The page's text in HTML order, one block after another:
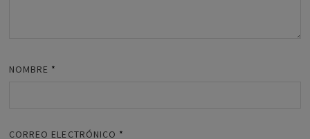
NOMBRE *
CORREO ELECTRÓNICO *